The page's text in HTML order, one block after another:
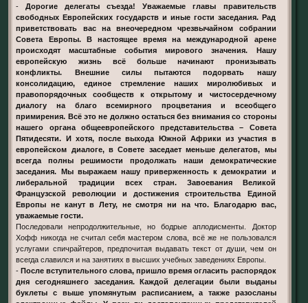
-Дорогие делегаты съезда! Уважаемые главы правительств
свободных Европейских государств и иные гости заседания. Рад
приветствовать вас на внеочередном чрезвычайном собрании
Совета Европы. В настоящее время на международной арене
происходят масштабные события мирового значения. Нашу
европейскую жизнь всё больше начинают пронизывать
конфликты. Внешние силы пытаются подорвать нашу
консолидацию, единое стремление наших миролюбивых и
правопорядочных сообществ к открытому и чистосердечному
диалогу на благо всемирного процветания и всеобщего
примирения. Всё это не должно остаться без внимания со стороны
нашего органа общеевропейского представительства – Совета
Пятидесяти. И хотя, после выхода Южной Африки из участия в
европейском диалоге, в Совете заседает меньше делегатов, мы
всегда полны решимости продолжать наши демократические
заседания. Мы выражаем нашу приверженность к демократии и
либеральной традиции всех стран. Завоевания Великой
Французской революции и достижения строительства Единой
Европы не канут в Лету, не смотря ни на что. Благодарю вас,
уважаемые гости.
Последовали непродолжительные, но бодрые аплодисменты. Доктор
Хофф никогда не считал себя мастером слова, всё же не пользовался
услугами спичрайтеров, предпочитая выдавать текст от души, чем он
всегда славился и на занятиях в высших учебных заведениях Европы.
-После вступительного слова, пришло время огласить распорядок
дня сегодняшнего заседания. Каждой делегации были выданы
буклеты с выше упомянутым расписанием, а также разосланы